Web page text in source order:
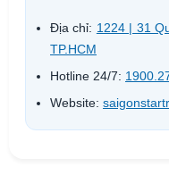
Địa chỉ: 1224 | 31
TP.HCM
Hotline 24/7:
Website: